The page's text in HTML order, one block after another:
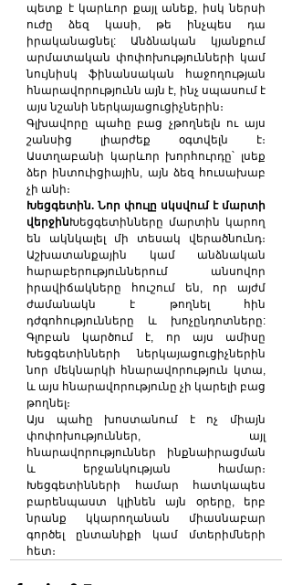
պետք է կարևոր քայլ անեք, իսկ ներսի
ուժը ձեզ կասի, թե ինչպես դա
իրականացնել: Անձնական կյանքում
արմատական ​​փոփոխությունների կամ
նույնիսկ ֆինանսական հաջողության
հնարավորությունն այն է, ինչ սպասում է
այս նշանի ներկայացուցիչներին։
Գլխավորը պահը բաց չթողնելն ու այս
շանսից լիարժեք օգտվելն է։
Աստղաբանի կարևոր խորհուրդը՝ լսեք
ձեր ինտուիցիային, այն ձեզ հուսախաբ
չի անի։
Խեցգետին. Նոր փուլը սկսվում է մարտի
վերջինԽեցգետինները մարտին կարող
են ակնկալել մի տեսակ վերածնունդ։
Աշխատանքային կամ անձնական
հարաբերություններում անսովոր
իրավիճակները հուշում են, որ այժմ
ժամանակն է թողնել հին
դժգոհությունները և խոչընդոտները:
Գլոբան կարծում է, որ այս ամիսը
Խեցգետինների ներկայացուցիչներին
նոր մեկնարկի հնարավորություն կտա,
և այս հնարավորությունը չի կարելի բաց
թողնել։
Այս պահը խոստանում է ոչ միայն
փոփոխություններ, այլ
հնարավորություններ ինքնաիրացման
և երջանկության համար։
Խեցգետինների համար հատկապես
բարենպաստ կլինեն այն օրերը, երբ
նրանք կկարողանան միասնաբար
գործել ընտանիքի կամ մտերիմների
հետ։